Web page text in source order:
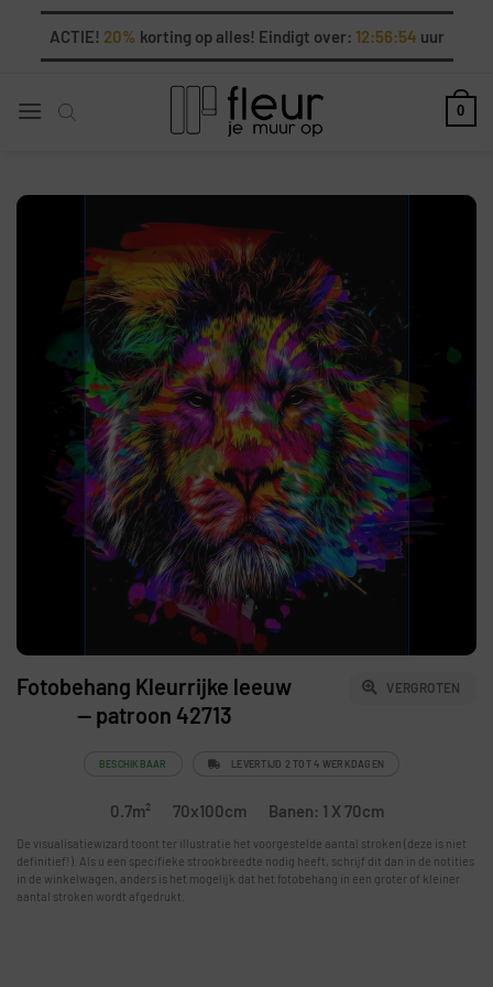
inhoud
ACTIE! 20% korting op alles! Eindigt over: 12:56:53 uur
0
Fotobehang Kleurrijke leeuw
— patroon 42713
VERGROTEN
BESCHIKBAAR LEVERTIJD 2 TOT 4 WERKDAGEN
0.7m² 70x100cm Banen: 1 X 70cm
De visualisatiewizard toont ter illustratie het voorgestelde aantal stroken (deze is niet
definitief!). Als u een specifieke strookbreedte nodig heeft, schrijf dit dan in de notities
in de winkelwagen, anders is het mogelijk dat het fotobehang in een groter of kleiner
aantal stroken wordt afgedrukt.